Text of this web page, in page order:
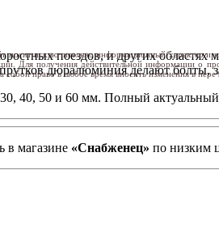
поездов, и других
дюралюминия делают болты,
40, 50 и 60 мм. Полный
в магазине «Снабженец» по низким
исключительно информационный характер и
Для получения действительной информации о
право в любое время вносить изменения в